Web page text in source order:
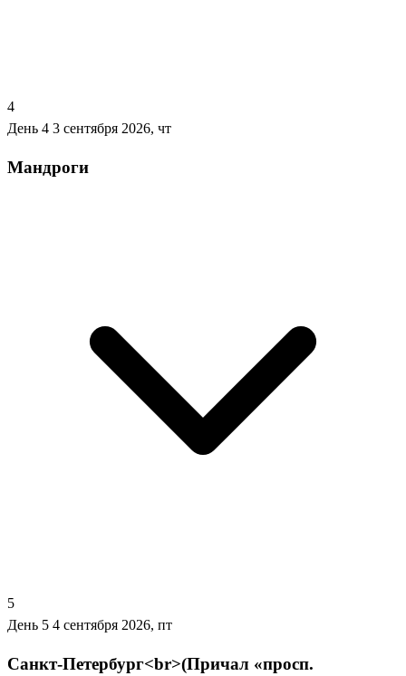
4
День 4 3 сентября 2026, чт
Мандроги
5
День 5 4 сентября 2026, пт
Санкт-Петербург<br>(Причал «просп.